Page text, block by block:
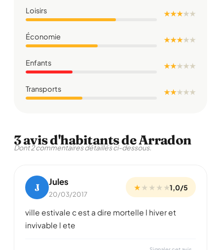
Loisirs ★ ★ ★★★
Économie ★ ★ ★★★
Enfants ★ ★★★★
Transports ★ ★★★★
3 avis d'habitants de Arradon
Dont 2 commentaires détaillés ci-dessous.
J Jules
20/03/2017
★★ ★ ★ ★1,0/5
ville estivale c est a dire mortelle l hiver et
invivable l ete